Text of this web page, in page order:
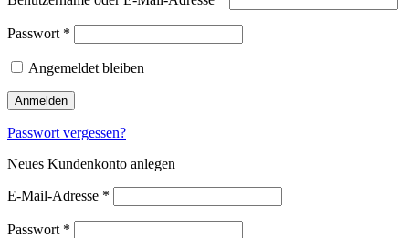
Passwort *
Angemeldet bleiben
Anmelden
Passwort vergessen?
Neues Kundenkonto anlegen
E-Mail-Adresse *
Passwort *